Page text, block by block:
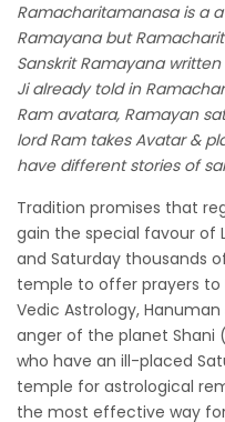
Ramacharitamanasa is a
Ramayana but
Sanskrit Ramayana
Ji already told in
Ram avatara, Ramayan
lord Ram takes Avatar &
have different stories of
Tradition promises that
gain the special favour of
and Saturday thousands
temple to offer prayers to
Vedic Astrology,
anger of the planet Shani
who have an ill-placed
temple for astrological
the most effective way